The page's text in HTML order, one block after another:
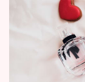
Seriály
Horoskopy
Sledujte